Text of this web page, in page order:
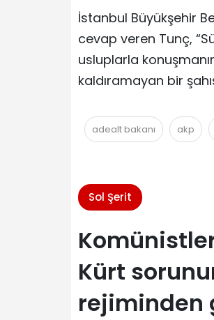
İstanbul Büyükşehir
cevap veren Tunç,
usluplarla
kaldıramayan bir
adealt bakanı akp
Sol Şerit
Kürt
rejiminden